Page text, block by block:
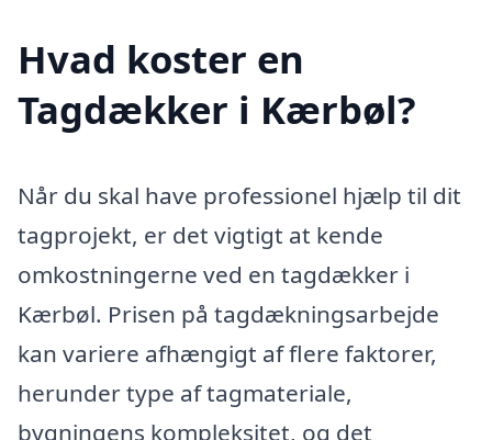
Hvad koster en
Tagdækker i Kærbøl?
Når du skal have professionel hjælp til dit
tagprojekt, er det vigtigt at kende
omkostningerne ved en tagdækker i
Kærbøl. Prisen på tagdækningsarbejde
kan variere afhængigt af flere faktorer,
herunder type af tagmateriale,
bygningens kompleksitet, og det